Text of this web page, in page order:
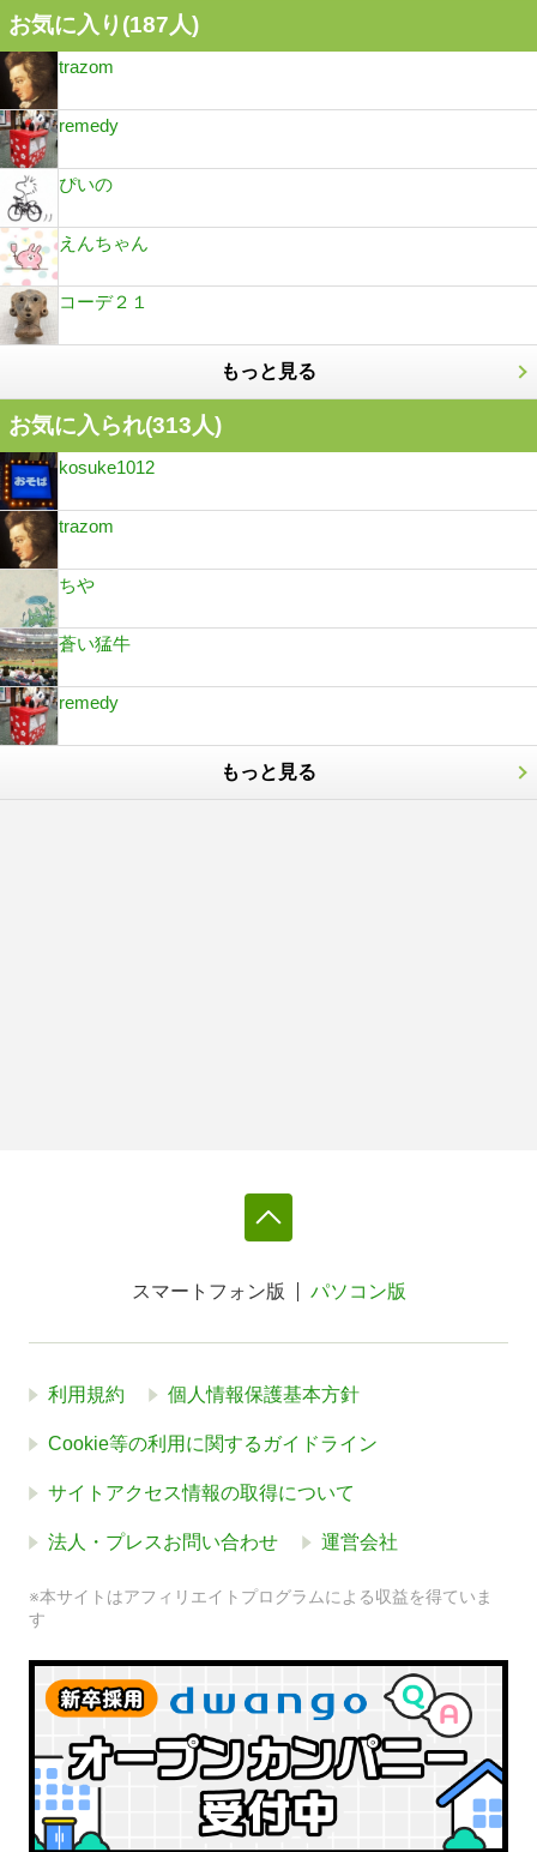
お気に入り(187人)
trazom
remedy
ぴいの
えんちゃん
コーデ２１
もっと見る
お気に入られ(313人)
kosuke1012
trazom
ちや
蒼い猛牛
remedy
もっと見る
スマートフォン版 パソコン版
利用規約 個人情報保護基本方針
Cookie等の利用に関するガイドライン
サイトアクセス情報の取得について
法人・プレスお問い合わせ 運営会社
※本サイトはアフィリエイトプログラムによる収益を得ていま
す